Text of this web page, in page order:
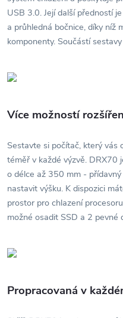
USB 3.0. Její další předností
a průhledná bočnice, díky níž
komponenty. Součástí
Více možností
Sestavte si počítač, který vás
téměř v každé výzvě. DRX70
o délce až 350 mm -
nastavit výšku. K dispozici
prostor pro chlazení
možné osadit SSD a 2 pevné
Propracovaná v